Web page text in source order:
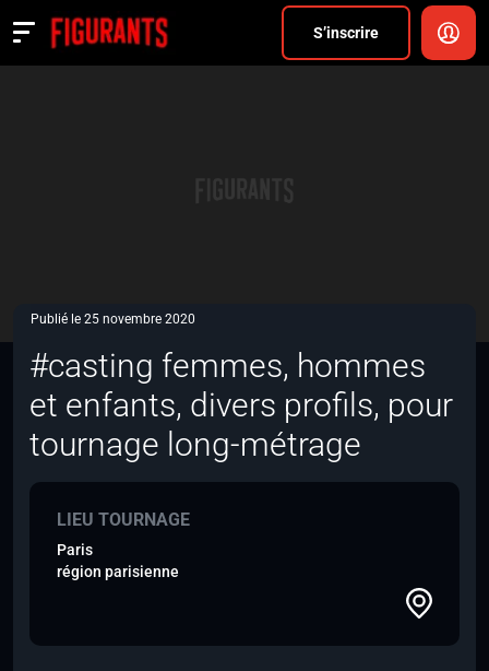
S’inscrire
Actualités
Publié le 25 novembre 2020
#casting femmes, hommes
et enfants, divers profils, pour
tournage long-métrage
LIEU TOURNAGE
Paris
région parisienne